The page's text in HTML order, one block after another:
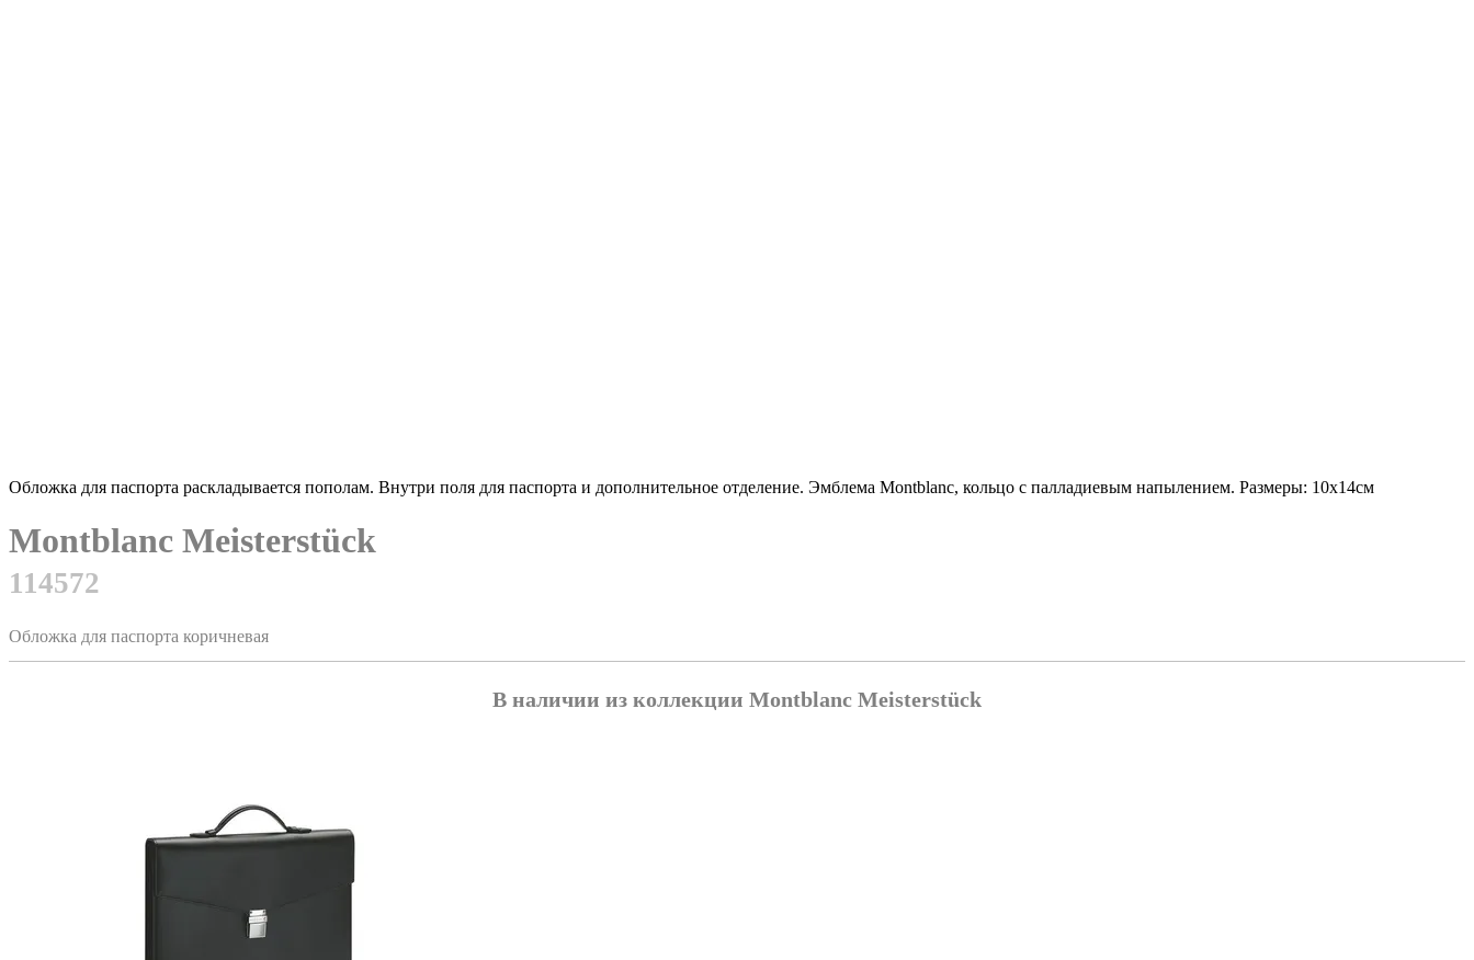
Обложка для паспорта раскладывается пополам. Внутри поля для паспорта и дополнительное отделение. Эмблема Montblanc, кольцо с палладиевым напылением. Размеры: 10х14см
Montblanc Meisterstück
114572
Обложка для паспорта коричневая
В наличии из коллекции Montblanc Meisterstück